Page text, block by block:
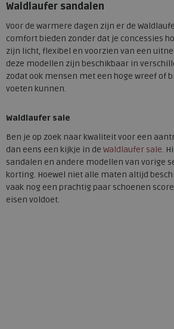
Waldlaufer sandalen
Voor de warmere dagen zijn er de
comfort bieden zonder dat je concessies
zijn licht, flexibel en voorzien van een
deze modellen zijn beschikbaar in
zodat ook mensen met een hoge wreef of
voeten kunnen.
Waldlaufer sale
Ben je op zoek naar kwaliteit voor een
dan eens een kijkje in de Waldlaufer sale.
sandalen en andere modellen van vorige
korting. Hoewel niet alle maten altijd
vaak nog een prachtig paar schoenen
eisen voldoet.